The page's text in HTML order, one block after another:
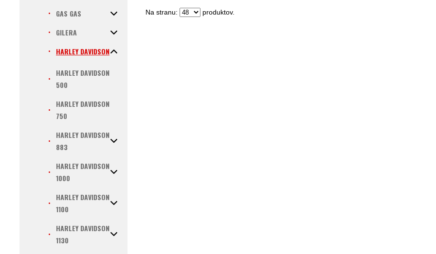
GAS GAS
GILERA
HARLEY DAVIDSON
HARLEY DAVIDSON
500
HARLEY DAVIDSON
750
HARLEY DAVIDSON
883
HARLEY DAVIDSON
1000
HARLEY DAVIDSON
1100
HARLEY DAVIDSON
1130
Na stranu: produktov.